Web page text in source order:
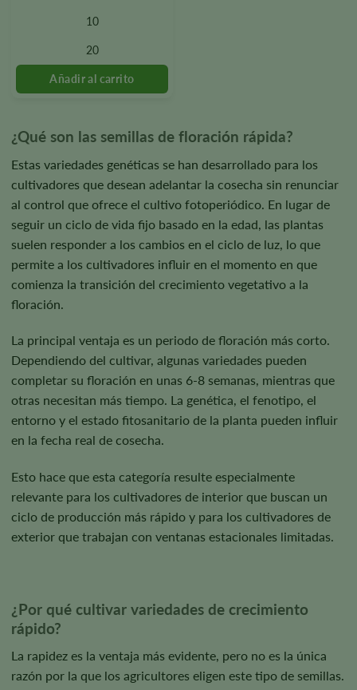
10
20
pueden
seleccionar
página
del
¿Qué son las semillas de floración rápida?
Estas variedades genéticas se han desarrollado para los
cultivadores que desean adelantar la cosecha sin renunciar
al control que ofrece el cultivo fotoperiódico. En lugar de
seguir un ciclo de vida fijo basado en la edad, las plantas
suelen responder a los cambios en el ciclo de luz, lo que
permite a los cultivadores influir en el momento en que
comienza la transición del crecimiento vegetativo a la
floración.
La principal ventaja es un periodo de floración más corto.
Dependiendo del cultivar, algunas variedades pueden
completar su floración en unas 6-8 semanas, mientras que
otras necesitan más tiempo. La genética, el fenotipo, el
entorno y el estado fitosanitario de la planta pueden influir
en la fecha real de cosecha.
Esto hace que esta categoría resulte especialmente
relevante para los cultivadores de interior que buscan un
ciclo de producción más rápido y para los cultivadores de
exterior que trabajan con ventanas estacionales limitadas.
¿Por qué cultivar variedades de crecimiento
rápido?
La rapidez es la ventaja más evidente, pero no es la única
razón por la que los agricultores eligen este tipo de semillas.